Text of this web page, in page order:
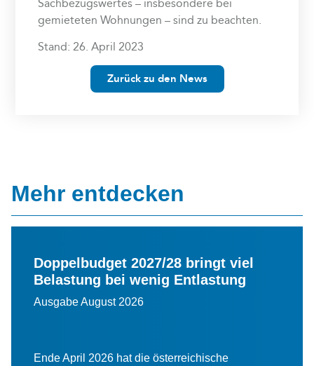
Sachbezugswertes – insbesondere bei
gemieteten Wohnungen – sind zu beachten.
Stand: 26. April 2023
Zurück zu den News
Mehr entdecken
Doppelbudget 2027/28 bringt viel
Belastung bei wenig Entlastung
Ausgabe August 2026
Ende April 2026 hat die österreichische